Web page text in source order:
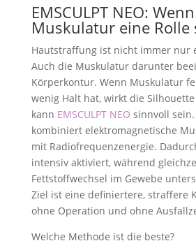
EMSCULPT NEO:
Muskulatur eine Rolle
Hautstraffung ist nicht immer nur
Auch die Muskulatur darunter
Körperkontur. Wenn Muskulatur
wenig Halt hat, wirkt die
kann EMSCULPT NEO sinnvoll
kombiniert elektromagnetische
mit Radiofrequenzenergie.
intensiv aktiviert, während
Fettstoffwechsel im Gewebe
Ziel ist eine definiertere, straffere
ohne Operation und ohne
Welche Methode ist die beste?